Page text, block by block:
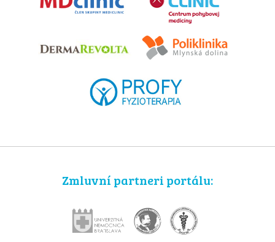
Zmluvní partneri portálu: